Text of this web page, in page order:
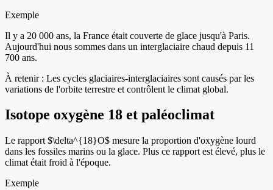
Exemple
Il y a 20 000 ans, la France était couverte de glace jusqu'à Paris.
Aujourd'hui nous sommes dans un interglaciaire chaud depuis 11
700 ans.
À retenir : Les cycles glaciaires-interglaciaires sont causés par les
variations de l'orbite terrestre et contrôlent le climat global.
Isotope oxygène 18 et paléoclimat
Le rapport $\delta^{18}O$ mesure la proportion d'oxygène lourd
dans les fossiles marins ou la glace. Plus ce rapport est élevé, plus le
climat était froid à l'époque.
Exemple